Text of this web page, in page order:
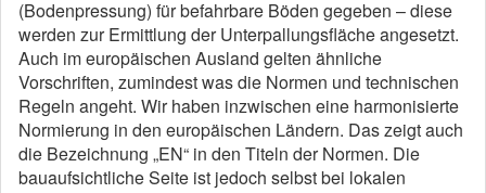
(Bodenpressung) für befahrbare Böden gegeben – diese
werden zur Ermittlung der Unterpallungsfläche angesetzt.
Auch im europäischen Ausland gelten ähnliche
Vorschriften, zumindest was die Normen und technischen
Regeln angeht. Wir haben inzwischen eine harmonisierte
Normierung in den europäischen Ländern. Das zeigt auch
die Bezeichnung „EN“ in den Titeln der Normen. Die
bauaufsichtliche Seite ist jedoch selbst bei lokalen